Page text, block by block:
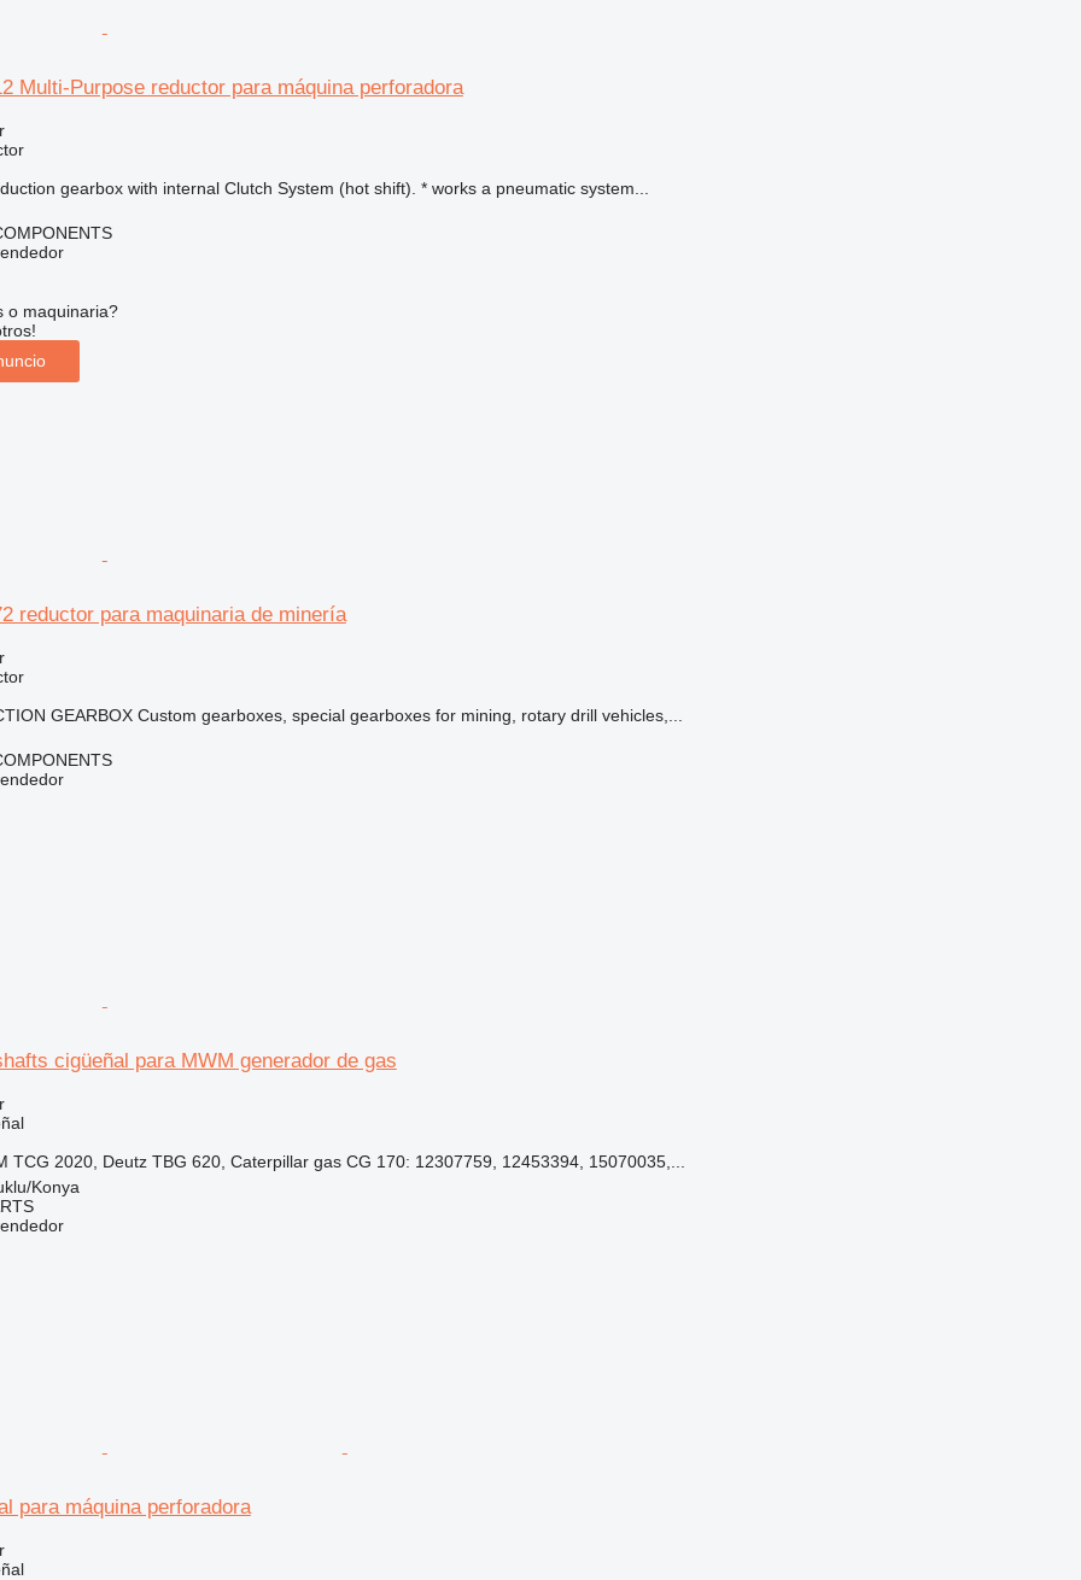
Multi-Purpose reductor para máquina perforadora
gearbox with internal Clutch System (hot shift). * works a pneumatic system...
o maquinaria?
reductor para maquinaria de minería
GEARBOX Custom gearboxes, special gearboxes for mining, rotary drill vehicles,...
cigüeñal para MWM generador de gas
TCG 2020, Deutz TBG 620, Caterpillar gas CG 170: 12307759, 12453394, 15070035,...
Konya
para máquina perforadora